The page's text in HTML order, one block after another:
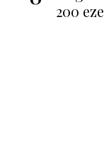
200